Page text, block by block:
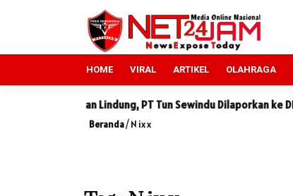
HOME VIRAL ARTIKEL OLAHRAGA
Hutan Lindung, PT Tun Sewindu Dilaporkan ke DLHK Sumut
Beranda/N ix x